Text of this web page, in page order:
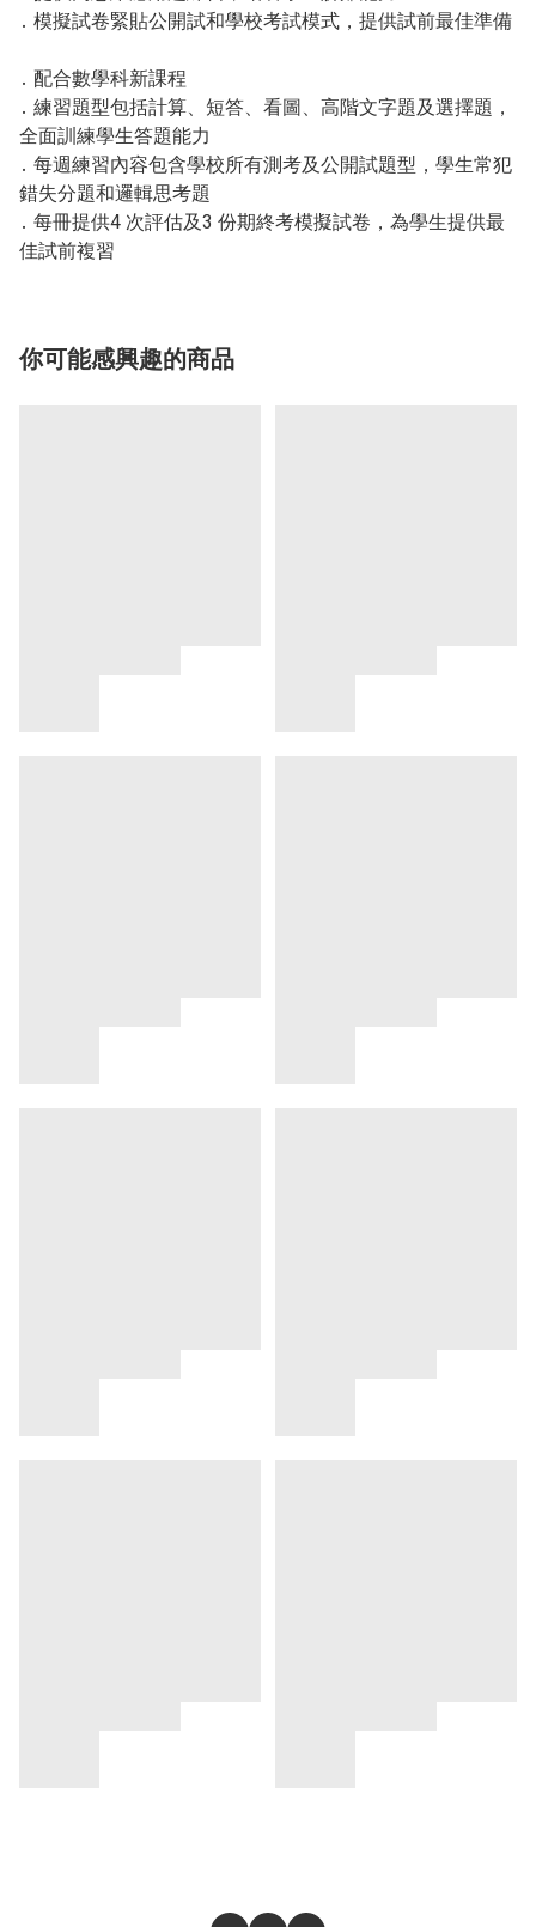
․ 模擬試卷緊貼公開試和學校考試模式，提供試前最佳準備
․ 配合數學科新課程
․ 練習題型包括計算、短答、看圖、高階文字題及選擇題，
全面訓練學生答題能力
․ 每週練習內容包含學校所有測考及公開試題型，學生常犯
錯失分題和邏輯思考題
․ 每冊提供4 次評估及3 份期終考模擬試卷，為學生提供最
佳試前複習
你可能感興趣的商品